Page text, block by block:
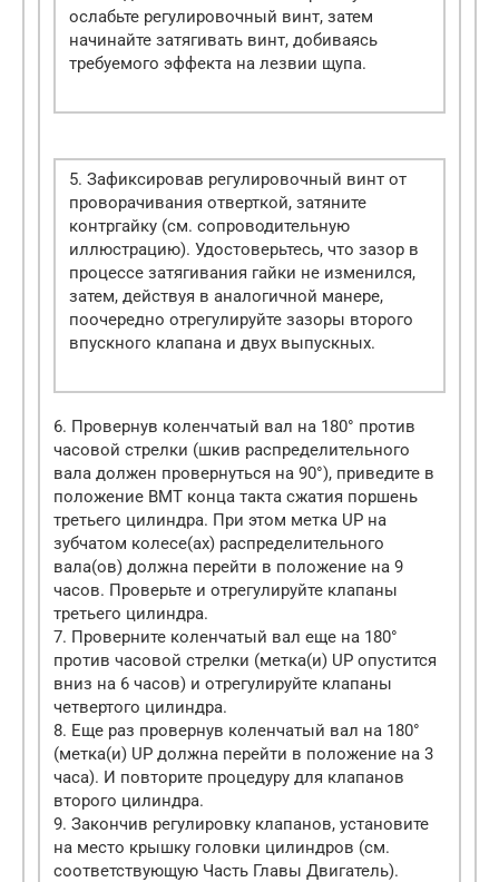
ослабьте регулировочный винт, затем
начинайте затягивать винт, добиваясь
требуемого эффекта на лезвии щупа.
5. Зафиксировав регулировочный винт от
проворачивания отверткой, затяните
контргайку (см. сопроводительную
иллюстрацию). Удостоверьтесь, что зазор в
процессе затягивания гайки не изменился,
затем, действуя в аналогичной манере,
поочередно отрегулируйте зазоры второго
впускного клапана и двух выпускных.
6. Провернув коленчатый вал на 180° против
часовой стрелки (шкив распределительного
вала должен провернуться на 90°), приведите в
положение ВМТ конца такта сжатия поршень
третьего цилиндра. При этом метка UP на
зубчатом колесе(ах) распределительного
вала(ов) должна перейти в положение на 9
часов. Проверьте и отрегулируйте клапаны
третьего цилиндра.
7. Проверните коленчатый вал еще на 180°
против часовой стрелки (метка(и) UP опустится
вниз на 6 часов) и отрегулируйте клапаны
четвертого цилиндра.
8. Еще раз провернув коленчатый вал на 180°
(метка(и) UP должна перейти в положение на 3
часа). И повторите процедуру для клапанов
второго цилиндра.
9. Закончив регулировку клапанов, установите
на место крышку головки цилиндров (см.
соответствующую Часть Главы Двигатель).